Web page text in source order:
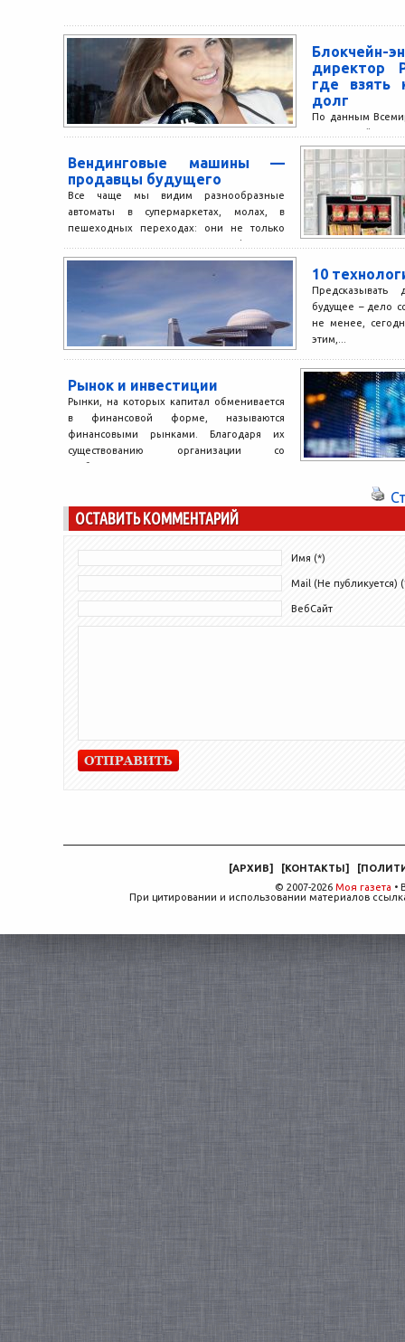
Блокчейн-
директор
где взять
долг
По данным
кредитов,
достиг 90%
Вендинговые машины —
продавцы будущего
Все чаще мы видим разнообразные
автоматы в супермаркетах, молах, в
пешеходных переходах: они не только
10
будущее – дело
не менее,
этим,...
Рынок и инвестиции
Рынки, на которых капитал обменивается
в финансовой форме, называются
финансовыми рынками. Благодаря их
существованию организации со
ОСТАВИТЬ КОММЕНТАРИЙ
Имя (*)
Mail (Не публикуется)
ВебСайт
[АРХИВ] [КОНТАКТЫ ] [
© 2007-2026 Моя газета •
При цитировании и использовании материалов